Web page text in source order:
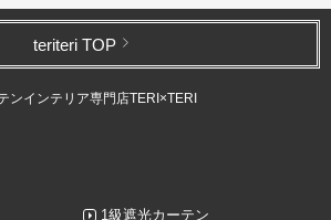
teriteri TOP
ンインテリア専門店TERI×TERI
1級遮光カーテン